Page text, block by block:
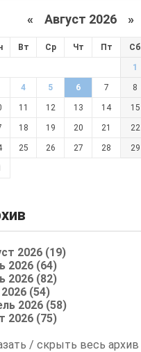
« Август 2026 »
Вт Ср Чт Пт Сб
1
4 5 6 7 8
11 12 13 14 15
18 19 20 21 22
25 26 27 28 29
2026 (19)
2026 (64)
2026 (82)
(54)
2026 (58)
2026 (75)
/ скрыть весь архив